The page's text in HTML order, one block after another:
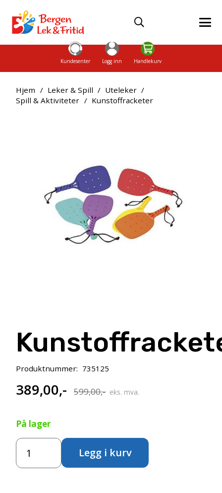
Kundesenter Logg inn Handlekurv
Hjem / Leker & Spill / Uteleker /
Spill & Aktiviteter / Kunstoffracketer
Produktnummer: 735125
599,00,-
Opprinnelig
var:
599,00,-.
389,00,-
Nåværende
er:
389,00,-.
eks. mva.
På lager
Kunstoffracketer
antall
Legg i kurv